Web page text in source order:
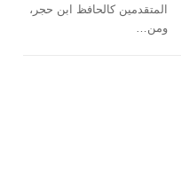
المتقدمين كالحافظ ابن حجر،
ومن…